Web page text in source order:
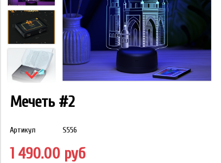
Мечеть #2
Артикул S556
1 490.00 руб